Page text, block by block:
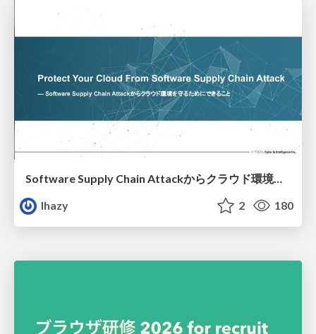
Software Supply Chain Attackからクラウド環境を守るためにできること
lhazy
2 180